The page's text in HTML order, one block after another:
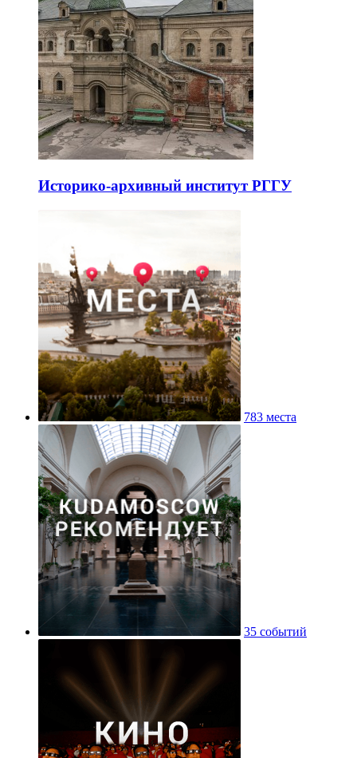
Историко-архивный институт РГГУ
783 места
35 событий